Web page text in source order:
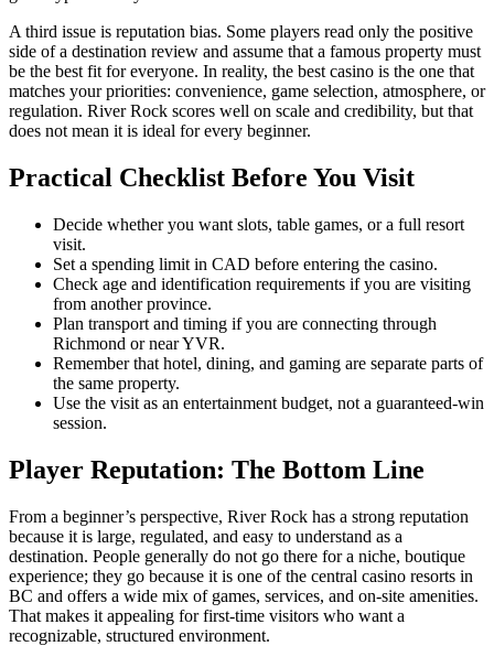
A third issue is reputation bias. Some players read only the positive
side of a destination review and assume that a famous property must
be the best fit for everyone. In reality, the best casino is the one that
matches your priorities: convenience, game selection, atmosphere, or
regulation. River Rock scores well on scale and credibility, but that
does not mean it is ideal for every beginner.
Practical Checklist Before You Visit
Decide whether you want slots, table games, or a full resort
visit.
Set a spending limit in CAD before entering the casino.
Check age and identification requirements if you are visiting
from another province.
Plan transport and timing if you are connecting through
Richmond or near YVR.
Remember that hotel, dining, and gaming are separate parts of
the same property.
Use the visit as an entertainment budget, not a guaranteed-win
session.
Player Reputation: The Bottom Line
From a beginner’s perspective, River Rock has a strong reputation
because it is large, regulated, and easy to understand as a
destination. People generally do not go there for a niche, boutique
experience; they go because it is one of the central casino resorts in
BC and offers a wide mix of games, services, and on-site amenities.
That makes it appealing for first-time visitors who want a
recognizable, structured environment.